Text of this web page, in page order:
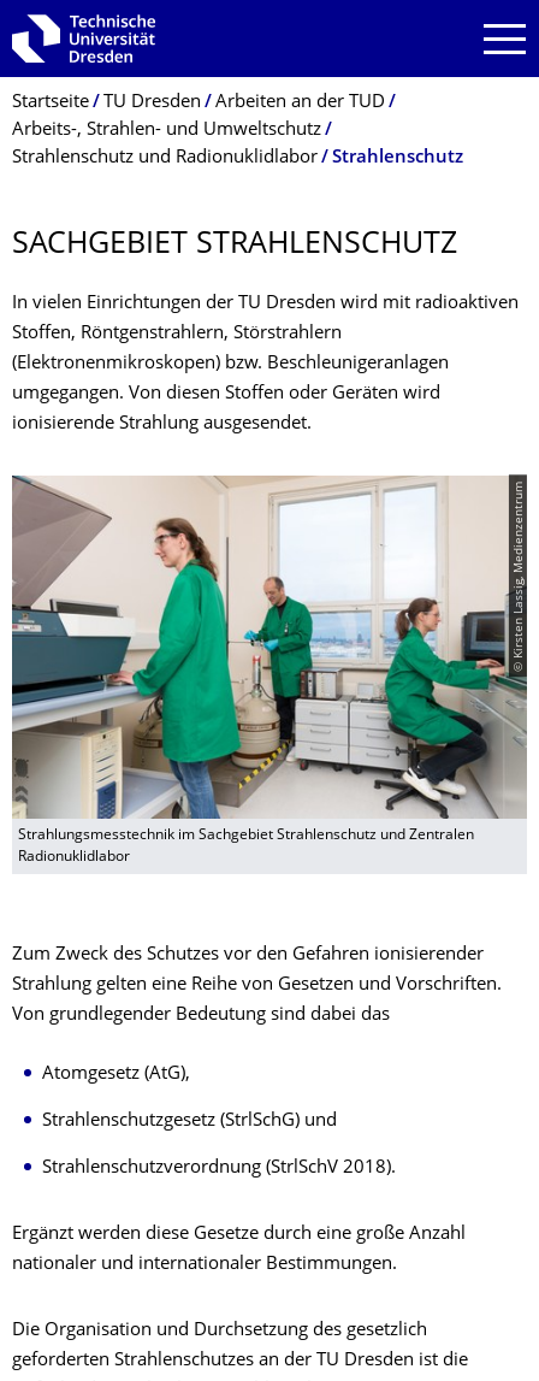
Zur Hauptnavigation springen
Zur Suche springen
Zum Inhalt springen
Breadcrumb-Menü
Startseite TU Dresden
Arbeiten an der TUD
Arbeits-, Strahlen- und Umweltschutz
Strahlenschutz und Radionuklidlabor
Strahlenschutz
SACHGEBIET STRAHLENSCHUTZ
In vielen Einrichtungen der TU Dresden wird mit radioaktiven
Stoffen, Röntgenstrahlern, Störstrahlern
(Elektronenmikroskopen) bzw. Beschleunigeranlagen
umgegangen. Von diesen Stoffen oder Geräten wird
ionisierende Strahlung ausgesendet.
© Kirsten Lassig, Medienzentrum
Strahlungsmesstechnik im Sachgebiet Strahlenschutz und Zentralen
Radionuklidlabor
Zum Zweck des Schutzes vor den Gefahren ionisierender
Strahlung gelten eine Reihe von Gesetzen und Vorschriften.
Von grundlegender Bedeutung sind dabei das
Atomgesetz (AtG),
Strahlenschutzgesetz (StrlSchG) und
Strahlenschutzverordnung (StrlSchV 2018).
Ergänzt werden diese Gesetze durch eine große Anzahl
nationaler und internationaler Bestimmungen.
Die Organisation und Durchsetzung des gesetzlich
geforderten Strahlenschutzes an der TU Dresden ist die